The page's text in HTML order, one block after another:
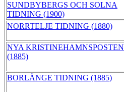
SUNDBYBERGS OCH SOLNA
TIDNING (1900)
NORRTELJE TIDNING (1880)
NYA KRISTINEHAMNSPOSTEN
(1885)
BORLÄNGE TIDNING (1885)